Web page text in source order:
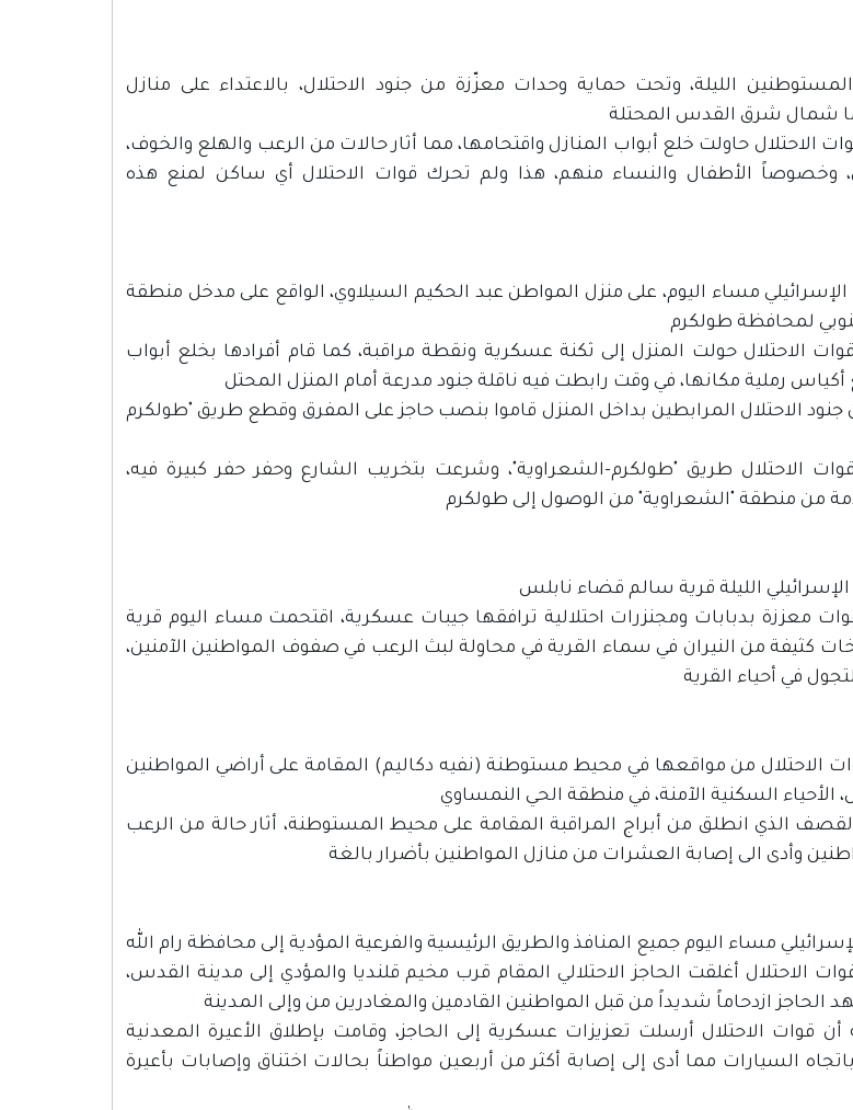
الليلة، وتحت حماية وحدات معزّزة من جنود الاحتلال، بالاعتداء على منازل
شمال شرق القدس المحتلة
الاحتلال حاولت خلع أبواب المنازل واقتحامها، مما أثار حالات من الرعب والهلع والخوف،
وخصوصاً الأطفال والنساء منهم، هذا ولم تحرك قوات الاحتلال أي ساكن لمنع هذه
مساء اليوم، على منزل المواطن عبد الحكيم السيلاوي، الواقع على مدخل منطقة
لمحافظة طولكرم
الاحتلال حولت المنزل إلى ثكنة عسكرية ونقطة مراقبة، كما قام أفرادها بخلع أبواب
رملية مكانها، في وقت رابطت فيه ناقلة جنود مدرعة أمام المنزل المحتل
جنود الاحتلال المرابطين بداخل المنزل قاموا بنصب حاجز على المفرق وقطع طريق "طولكرم
الاحتلال طريق "طولكرم-الشعراوية"، وشرعت بتخريب الشارع وحفر حفر كبيرة فيه،
من منطقة "الشعراوية" من الوصول إلى طولكرم
الليلة قرية سالم قضاء نابلس
معززة بدبابات ومجنزرات احتلالية ترافقها جيبات عسكرية، اقتحمت مساء اليوم قرية
كثيفة من النيران في سماء القرية في محاولة لبث الرعب في صفوف المواطنين الآمنين،
في أحياء القرية
الاحتلال من مواقعها في محيط مستوطنة (نفيه دكاليم) المقامة على أراضي المواطنين
السكنية الآمنة، في منطقة الحي النمساوي
الذي انطلق من أبراج المراقبة المقامة على محيط المستوطنة، أثار حالة من الرعب
وأدى الى إصابة العشرات من منازل المواطنين بأضرار بالغة
مساء اليوم جميع المنافذ والطريق الرئيسية والفرعية المؤدية إلى محافظة رام الله
الاحتلال أغلقت الحاجز الاحتلالي المقام قرب مخيم قلنديا والمؤدي إلى مدينة القدس،
ازدحاماً شديداً من قبل المواطنين القادمين والمغادرين من وإلى المدينة
قوات الاحتلال أرسلت تعزيزات عسكرية إلى الحاجز، وقامت بإطلاق الأعيرة المعدنية
السيارات مما أدى إلى إصابة أكثر من أربعين مواطناً بحالات اختناق وإصابات بأعيرة